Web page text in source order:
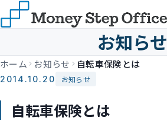
お知らせ
ホーム お知らせ 自転車保険とは
2014.10.20 お知らせ
自転車保険とは